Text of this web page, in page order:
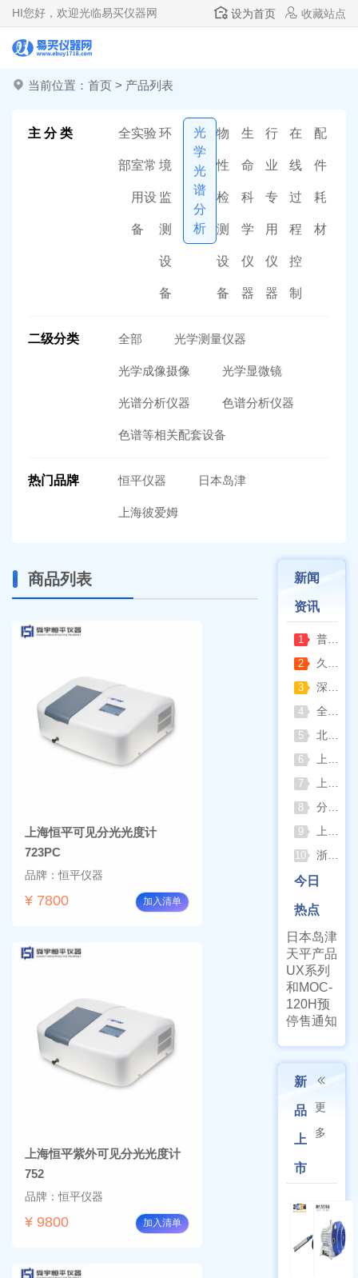
HI您好，欢迎光临易买仪器网 设为首页 收藏站点
当前位置： 首页 > 产品列表
主 分 类 全
部
实验
室常
用设
备
环
境
监
测
设
备
光
学
光
谱
分
析
物
性
检
测
设
备
生
命
科
学
仪
器
行
业
专
用
仪
器
在
线
过
程
控
制
配
件
耗
材
二级分类 全部 光学测量仪器
光学成像摄像 光学显微镜
光谱分析仪器 色谱分析仪器
色谱等相关配套设备
热门品牌 恒平仪器 日本岛津
上海彼爱姆
商品列表
上海恒平可见分光光度计
723PC
品牌：恒平仪器
¥ 7800 加入清单
上海恒平紫外可见分光光度计
752
品牌：恒平仪器
¥ 9800 加入清单
新闻
资讯
1 普通烘箱和耐腐蚀烘箱区分
2 久兴医疗高压蒸汽灭菌器：制药科研灭菌的可靠之选
3 深那静音超声波清洗仪：科研洁净新标准，安静高效更安心
4 全自动凯氏定氮仪测定焦炭中氮 上海纤检助力焦化行业精准检测
5 北京六一电泳仪完整选型指南（分电泳槽 + 电源两大模块，按实验场景直接匹配）
6 上海仪电吸光光度法和荧光分析法的异同
7 上海佑科GC-7860系列网络化气相色谱仪
8 分清生物安全柜与洁净工作台 苏州安泰科普两类设备差异
9 上海申安灭菌器外排、内排与干燥功能全解析
10 浙江孚夏：打造合规可靠的实验室洁净装备
今日
热点
日本岛津
天平产品
UX系列
和MOC-
120H预
停售通知
新
品
上
市
更
多